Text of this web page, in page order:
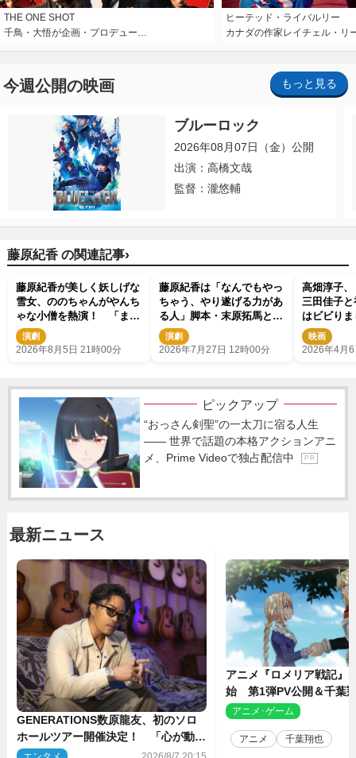
THE ONE SHOT
千鳥・大悟が企画・プロデュー…
ヒーテッド・ライバルリー
カナダの作家レイチェル・リ
今週公開の映画 もっと見る
ブルーロック
2026年08月07日（金）公開
出演：高橋文哉
監督：瀧悠輔
藤原紀香 の関連記事›
藤原紀香が美しく妖しげな
雪女、ののちゃんがやんち
ゃな小僧を熱演！ 「まん
が日本昔ばなし」劇場開幕
演劇
2026年8月5日 21時00分
藤原紀香は「なんでもやっ
ちゃう、やり遂げる力があ
る人」脚本・末原拓馬と挑
む国民的アニメ舞台化 そ
の思いとは
演劇
2026年7月27日 12時00分
高畑淳子
三田佳子
はビビり
映画
2026年4月
ピックアップ
“おっさん剣聖”の一太刀に宿る人生
―― 世界で話題の本格アクションアニ
メ、Prime Videoで独占配信中
P R
最新ニュース
GENERATIONS数原龍友、初のソロ
ホールツアー開催決定！ 「心が動い
た瞬間を、音に乗せてお届けできれ
アニメ『ロメリア戦記』
始 第1弾PV公開＆千葉
ャスト4人を発表
アニメ･ゲーム
アニメ 千葉翔也